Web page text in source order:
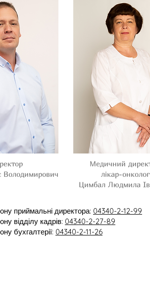
Володимирович
Медичний
лікар-онколог
Цимбал Людмила
приймальні директора: 04340-2-12-99
відділу кадрів: 04340-2-27-89
бухгалтерії: 04340-2-11-26